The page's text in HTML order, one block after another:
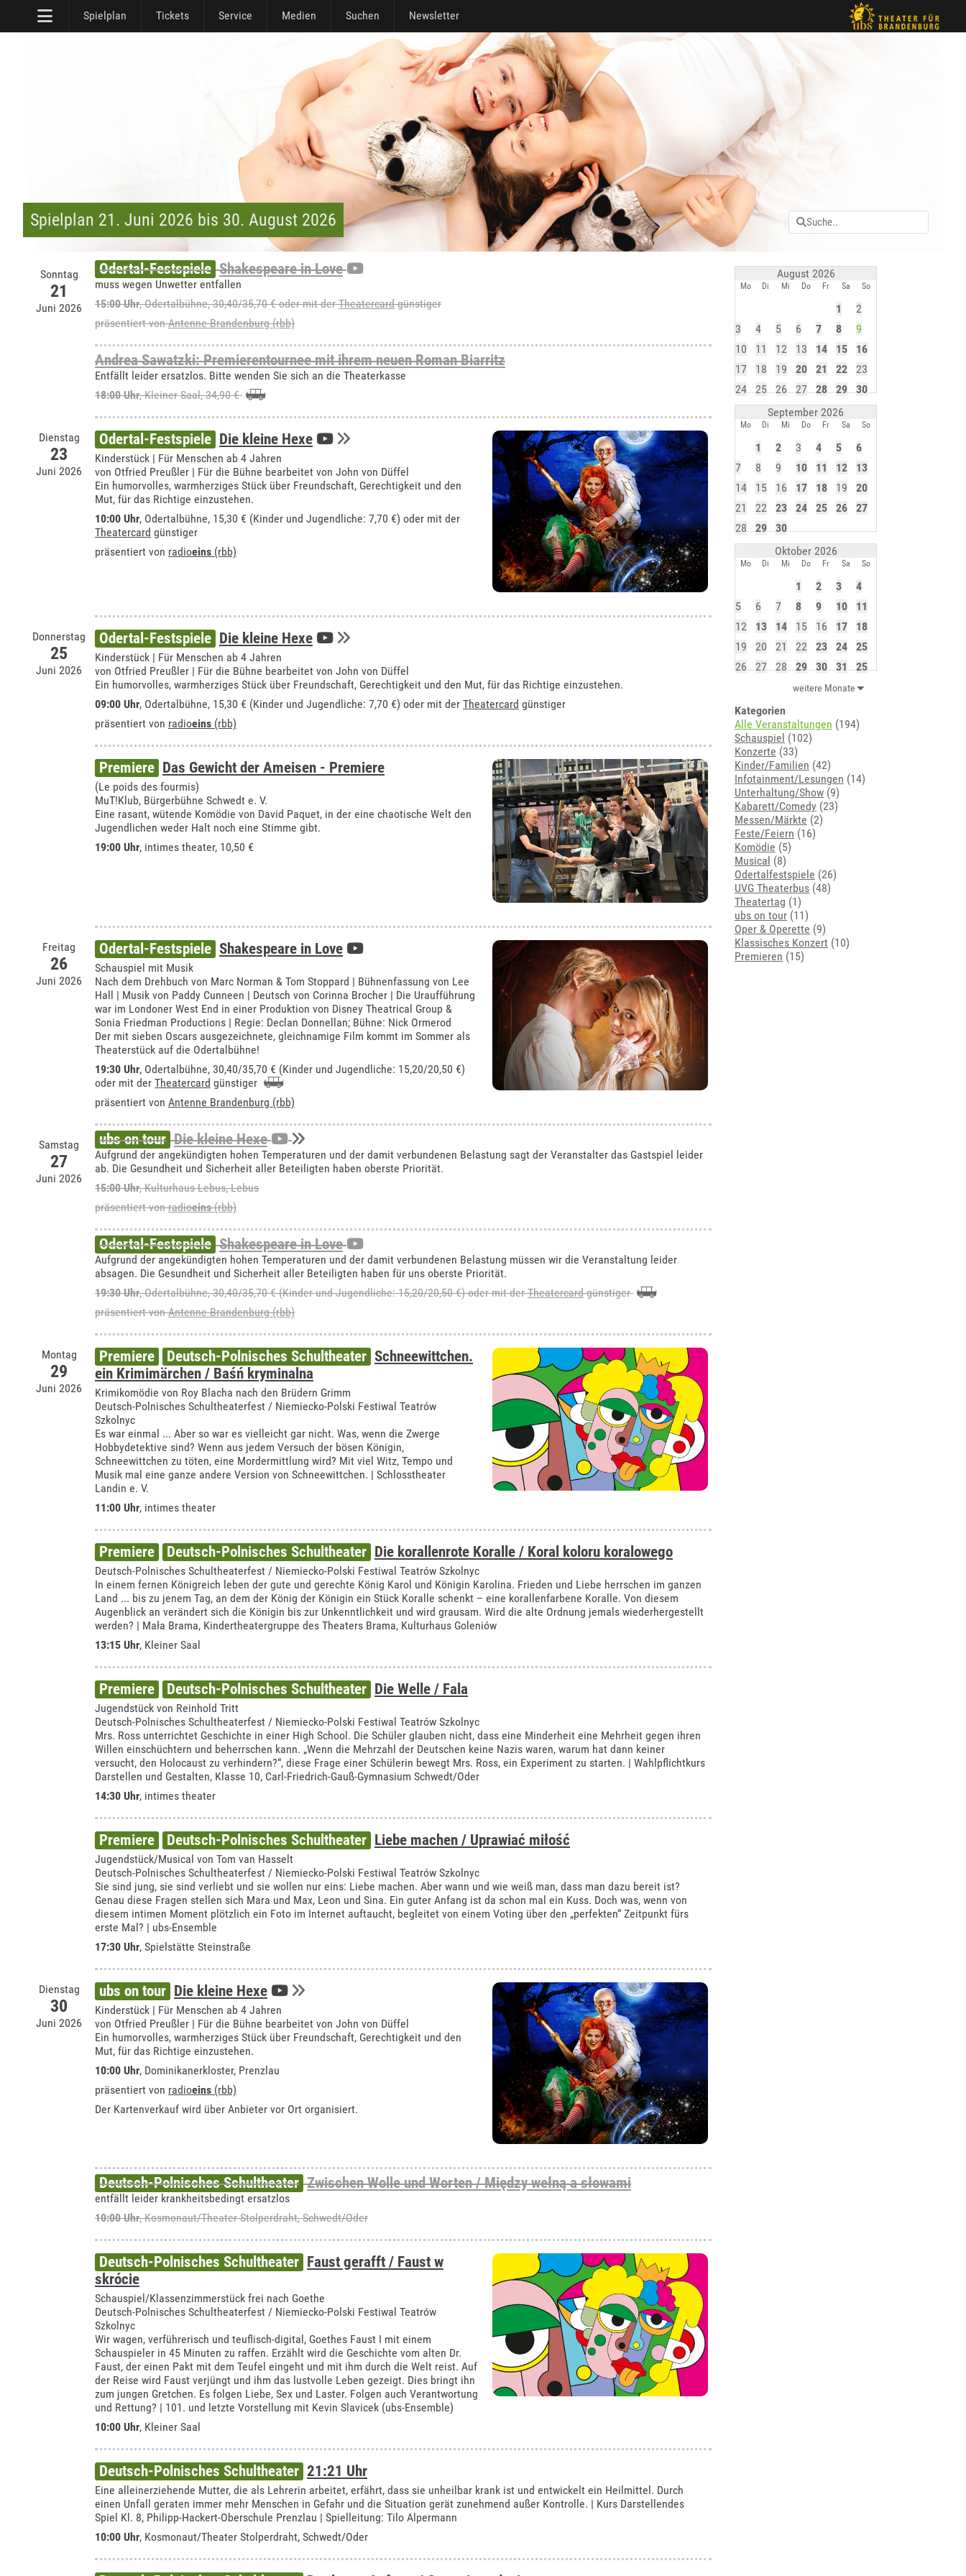
Spielplan Tickets Service Medien Suchen Newsletter
Spielplan 21. Juni 2026 bis 30. August 2026
Sonntag
21
Juni 2026
Odertal-Festspiele Shakespeare in Love
muss wegen Unwetter entfallen
15:00 Uhr,Odertalbühne, 30,40/35,70 € oder mit derTheatercardgünstiger
präsentiert vonAntenne Brandenburg (rbb)
Andrea Sawatzki: Premierentournee mit ihrem neuen Roman Biarritz
Entfällt leider ersatzlos. Bitte wenden Sie sich an die Theaterkasse
18:00 Uhr,Kleiner Saal, 34,90 €
Dienstag
23
Juni 2026
Odertal-Festspiele Die kleine Hexe
Kinderstück | Für Menschen ab 4 Jahren
von Otfried Preußler | Für die Bühne bearbeitet von John von Düffel
Ein humorvolles, warmherziges Stück über Freundschaft, Gerechtigkeit und den
Mut, für das Richtige einzustehen.
10:00 Uhr, Odertalbühne, 15,30 € (Kinder und Jugendliche: 7,70 €) oder mit der
Theatercard günstiger
präsentiert von radioeins (rbb)
Donnerstag
25
Juni 2026
Odertal-Festspiele Die kleine Hexe
Kinderstück | Für Menschen ab 4 Jahren
von Otfried Preußler | Für die Bühne bearbeitet von John von Düffel
Ein humorvolles, warmherziges Stück über Freundschaft, Gerechtigkeit und den Mut, für das Richtige einzustehen.
09:00 Uhr, Odertalbühne, 15,30 € (Kinder und Jugendliche: 7,70 €) oder mit der Theatercard günstiger
präsentiert von radioeins (rbb)
Premiere Das Gewicht der Ameisen - Premiere
(Le poids des fourmis)
MuT!Klub, Bürgerbühne Schwedt e. V.
Eine rasant, wütende Komödie von David Paquet, in der eine chaotische Welt den
Jugendlichen weder Halt noch eine Stimme gibt.
19:00 Uhr, intimes theater, 10,50 €
Freitag
26
Juni 2026
Odertal-Festspiele Shakespeare in Love
Schauspiel mit Musik
Nach dem Drehbuch von Marc Norman & Tom Stoppard | Bühnenfassung von Lee
Hall | Musik von Paddy Cunneen | Deutsch von Corinna Brocher | Die Uraufführung
war im Londoner West End in einer Produktion von Disney Theatrical Group &
Sonia Friedman Productions | Regie: Declan Donnellan; Bühne: Nick Ormerod
Der mit sieben Oscars ausgezeichnete, gleichnamige Film kommt im Sommer als
Theaterstück auf die Odertalbühne!
19:30 Uhr, Odertalbühne, 30,40/35,70 € (Kinder und Jugendliche: 15,20/20,50 €)
oder mit der Theatercard günstiger
präsentiert von Antenne Brandenburg (rbb)
Samstag
27
Juni 2026
ubs on tour Die kleine Hexe
Aufgrund der angekündigten hohen Temperaturen und der damit verbundenen Belastung sagt der Veranstalter das Gastspiel leider
ab. Die Gesundheit und Sicherheit aller Beteiligten haben oberste Priorität.
15:00 Uhr,Kulturhaus Lebus, Lebus
präsentiert vonradioeins(rbb)
Odertal-Festspiele Shakespeare in Love
Aufgrund der angekündigten hohen Temperaturen und der damit verbundenen Belastung müssen wir die Veranstaltung leider
absagen. Die Gesundheit und Sicherheit aller Beteiligten haben für uns oberste Priorität.
19:30 Uhr,Odertalbühne, 30,40/35,70 € (Kinder und Jugendliche: 15,20/20,50 €) oder mit derTheatercardgünstiger
präsentiert vonAntenne Brandenburg (rbb)
Montag
29
Juni 2026
Premiere Deutsch-Polnisches Schultheater Schneewittchen.
ein Krimimärchen / Baśń kryminalna
Krimikomödie von Roy Blacha nach den Brüdern Grimm
Deutsch-Polnisches Schultheaterfest / Niemiecko-Polski Festiwal Teatrów
Szkolnyc
Es war einmal ... Aber so war es vielleicht gar nicht. Was, wenn die Zwerge
Hobbydetektive sind? Wenn aus jedem Versuch der bösen Königin,
Schneewittchen zu töten, eine Mordermittlung wird? Mit viel Witz, Tempo und
Musik mal eine ganze andere Version von Schneewittchen. | Schlosstheater
Landin e. V.
11:00 Uhr, intimes theater
Premiere Deutsch-Polnisches Schultheater Die korallenrote Koralle / Koral koloru koralowego
Deutsch-Polnisches Schultheaterfest / Niemiecko-Polski Festiwal Teatrów Szkolnyc
In einem fernen Königreich leben der gute und gerechte König Karol und Königin Karolina. Frieden und Liebe herrschen im ganzen
Land ... bis zu jenem Tag, an dem der König der Königin ein Stück Koralle schenkt – eine korallenfarbene Koralle. Von diesem
Augenblick an verändert sich die Königin bis zur Unkenntlichkeit und wird grausam. Wird die alte Ordnung jemals wiederhergestellt
werden? | Mała Brama, Kindertheatergruppe des Theaters Brama, Kulturhaus Goleniów
13:15 Uhr, Kleiner Saal
Premiere Deutsch-Polnisches Schultheater Die Welle / Fala
Jugendstück von Reinhold Tritt
Deutsch-Polnisches Schultheaterfest / Niemiecko-Polski Festiwal Teatrów Szkolnyc
Mrs. Ross unterrichtet Geschichte in einer High School. Die Schüler glauben nicht, dass eine Minderheit eine Mehrheit gegen ihren
Willen einschüchtern und beherrschen kann. „Wenn die Mehrzahl der Deutschen keine Nazis waren, warum hat dann keiner
versucht, den Holocaust zu verhindern?“, diese Frage einer Schülerin bewegt Mrs. Ross, ein Experiment zu starten. | Wahlpflichtkurs
Darstellen und Gestalten, Klasse 10, Carl-Friedrich-Gauß-Gymnasium Schwedt/Oder
14:30 Uhr, intimes theater
Premiere Deutsch-Polnisches Schultheater Liebe machen / Uprawiać miłość
Jugendstück/Musical von Tom van Hasselt
Deutsch-Polnisches Schultheaterfest / Niemiecko-Polski Festiwal Teatrów Szkolnyc
Sie sind jung, sie sind verliebt und sie wollen nur eins: Liebe machen. Aber wann und wie weiß man, dass man dazu bereit ist?
Genau diese Fragen stellen sich Mara und Max, Leon und Sina. Ein guter Anfang ist da schon mal ein Kuss. Doch was, wenn von
diesem intimen Moment plötzlich ein Foto im Internet auftaucht, begleitet von einem Voting über den „perfekten“ Zeitpunkt fürs
erste Mal? | ubs-Ensemble
17:30 Uhr, Spielstätte Steinstraße
Dienstag
30
Juni 2026
ubs on tour Die kleine Hexe
Kinderstück | Für Menschen ab 4 Jahren
von Otfried Preußler | Für die Bühne bearbeitet von John von Düffel
Ein humorvolles, warmherziges Stück über Freundschaft, Gerechtigkeit und den
Mut, für das Richtige einzustehen.
10:00 Uhr, Dominikanerkloster, Prenzlau
präsentiert von radioeins (rbb)
Der Kartenverkauf wird über Anbieter vor Ort organisiert.
Deutsch-Polnisches Schultheater Zwischen Wolle und Worten / Między wełną a słowami
entfällt leider krankheitsbedingt ersatzlos
10:00 Uhr,Kosmonaut/Theater Stolperdraht, Schwedt/Oder
Deutsch-Polnisches Schultheater Faust gerafft / Faust w
skrócie
Schauspiel/Klassenzimmerstück frei nach Goethe
Deutsch-Polnisches Schultheaterfest / Niemiecko-Polski Festiwal Teatrów
Szkolnyc
Wir wagen, verführerisch und teuflisch-digital, Goethes Faust I mit einem
Schauspieler in 45 Minuten zu raffen. Erzählt wird die Geschichte vom alten Dr.
Faust, der einen Pakt mit dem Teufel eingeht und mit ihm durch die Welt reist. Auf
der Reise wird Faust verjüngt und ihm das lustvolle Leben gezeigt. Dies bringt ihn
zum jungen Gretchen. Es folgen Liebe, Sex und Laster. Folgen auch Verantwortung
und Rettung? | 101. und letzte Vorstellung mit Kevin Slavicek (ubs-Ensemble)
10:00 Uhr, Kleiner Saal
Deutsch-Polnisches Schultheater 21:21 Uhr
Eine alleinerziehende Mutter, die als Lehrerin arbeitet, erfährt, dass sie unheilbar krank ist und entwickelt ein Heilmittel. Durch
einen Unfall geraten immer mehr Menschen in Gefahr und die Situation gerät zunehmend außer Kontrolle. | Kurs Darstellendes
Spiel Kl. 8, Philipp-Hackert-Oberschule Prenzlau | Spielleitung: Tilo Alpermann
10:00 Uhr, Kosmonaut/Theater Stolperdraht, Schwedt/Oder
August 2026
Mo Di Mi Do Fr Sa So
1
2
3
4 5 6 7 8
9
10
11 12 13 14 15
16
17
18 19 20 21 22
23
24
25 26 27 28 29
30
September 2026
Mo Di Mi Do Fr Sa So
1 2 3 4 5
6
7
8 9 10 11 12
13
14
15 16 17 18 19
20
21
22 23 24 25 26
27
28
29
30
Oktober 2026
Mo Di Mi Do Fr Sa So
1 2 3
4
5
6 7 8 9 10
11
12
13 14 15 16 17
18
19
20 21 22 23 24
25
26
27 28 29 30 31 25
weitere Monate
Kategorien
Alle Veranstaltungen (194)
Schauspiel (102)
Konzerte (33)
Kinder/Familien (42)
Infotainment/Lesungen (14)
Unterhaltung/Show (9)
Kabarett/Comedy (23)
Messen/Märkte (2)
Feste/Feiern (16)
Komödie (5)
Musical (8)
Odertalfestspiele (26)
UVG Theaterbus (48)
Theatertag (1)
ubs on tour (11)
Oper & Operette (9)
Klassisches Konzert (10)
Premieren (15)